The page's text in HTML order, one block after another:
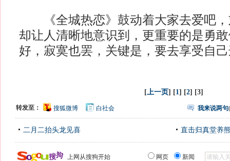
《全城热恋》鼓动着大家去爱吧，
却让人清晰地意识到，更重要的是勇
好，寂寞也罢，关键是，要去享受自
[上一页] [1] [2] [3]
转发至： 搜狐微博 白社会 我来说两句(
二月二抬头龙见喜 直击归真堂养
上网从搜狗开始 网页 新闻